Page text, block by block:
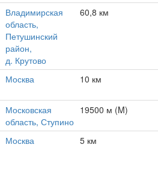
Владимирская
область,
Петушинский
район,
д. Крутово
60,8 км
Москва 10 км
Московская
область, Ступино
19500 м (M)
Москва 5 км